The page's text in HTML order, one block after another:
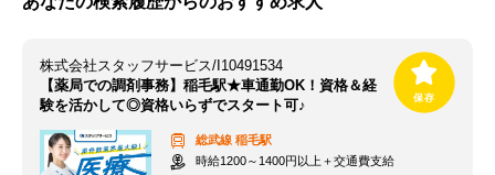
株式会社スタッフサービス/I10491534
【薬局での調剤事務】稲毛駅★車通勤OK！資格＆経
験を活かして◎資格いらずでスタート可♪
総武線 稲毛駅
時給1200～1400円以上＋交通費支給